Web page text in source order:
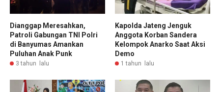
Dianggap Meresahkan,
Patroli Gabungan TNI Polri
di Banyumas Amankan
Puluhan Anak Punk
3 tahun lalu
Kapolda Jateng Jenguk
Anggota Korban Sandera
Kelompok Anarko Saat Aksi
Demo
1 tahun lalu